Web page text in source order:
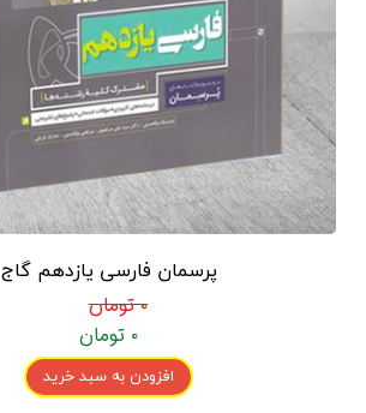
پرسمان فارسی یازدهم گاج
۰ تومان
۰ تومان
افزودن به سبد خرید